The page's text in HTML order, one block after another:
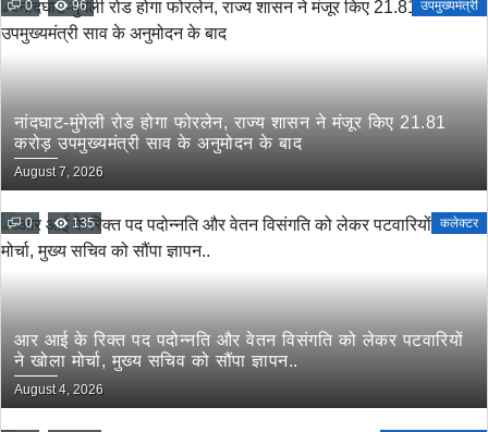
0 96 उपमुख्यमंत्री
नांदघाट-मुंगेली रोड होगा फोरलेन, राज्य शासन ने मंजूर किए 21.81
करोड़ उपमुख्यमंत्री साव के अनुमोदन के बाद
August 7, 2026
0 135 कलेक्टर
आर आई के रिक्त पद पदोन्नति और वेतन विसंगति को लेकर पटवारियों
ने खोला मोर्चा, मुख्य सचिव को सौंपा ज्ञापन..
August 4, 2026